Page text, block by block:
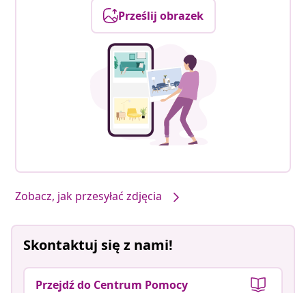
Prześlij obrazek
Zobacz, jak przesyłać zdjęcia
Skontaktuj się z nami!
Przejdź do Centrum Pomocy